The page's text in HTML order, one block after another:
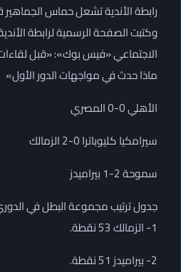
رابطة الأندية تشعل حماس
وكتبت الصفحة الرسمية لرابطة
الاجتماعي «فيس بوك»: «قبل
ماذا حدث في مواجهات الدور الأول»
الأهلي 0-0 المصري
سيرامكيا كليوباترا 0-2 الزمالك
سموحة 2-1 بيراميدز
جدول ترتيب مجموعة البطل في
1- الزمالك 53 نقطة.
2- بيراميدز 51 نقطة.